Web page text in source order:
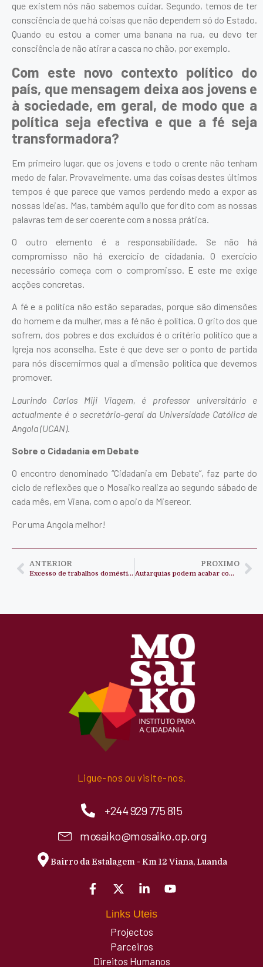
que existem nós não sabemos cuidar. Segundo, temos de ter
consciência de que há coisas que não dependem só do Estado.
Quando eu estou a comer uma banana na rua, eu devo ter
consciência de não atirar a casca no chão, por exemplo.
Com este novo contexto político do
país, que mensagem deixa aos jovens e
à sociedade, em geral, de modo que a
política seja efectiva e que a fé seja
transformadora?
Em primeiro lugar, que os jovens e todo o crente não tenham
medo de falar. Provavelmente, uma das coisas destes últimos
tempos é que parece que vamos perdendo medo a expor as
nossas ideias. Mas, também aquilo que for dito com as nossas
palavras tem de ser coerente com a nossa prática.
O outro elemento é a responsabilidade. Se não há
compromisso não há exercício de cidadania. O exercício
necessário começa com o compromisso. E este me exige
acções concretas.
A fé e a política não estão separadas, porque são dimensões
do homem e da mulher, mas a fé não é política. O grito dos que
sofrem, dos pobres e dos excluídos é o critério político que a
Igreja nos aconselha. Este é que deve ser o ponto de partida
para nós discernirmos qual a dimensão política que devemos
promover.
Laurindo Carlos Miji Viagem, é professor universitário e
actualmente é o secretário-geral da Universidade Católica de
Angola (UCAN).
Sobre o Cidadania em Debate
O encontro denominado “Cidadania em Debate”, faz parte do
ciclo de reflexões que o Mosaiko realiza ao segundo sábado de
cada mês, em Viana, com o apoio da Misereor.
Por uma Angola melhor!
ANTERIOR
Excesso de trabalhos domésticos impede mulheres de aceder à Educação
PROXIMO
Autarquias podem acabar com o desemprego?
Ligue-nos ou visite-nos.
+244 929 775 815
mosaiko@mosaiko.op.org
Bairro da Estalagem - Km 12 Viana, Luanda
Links Uteis
Projectos
Parceiros
Direitos Humanos